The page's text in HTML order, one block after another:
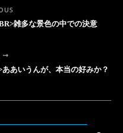
雑多な景色の中での決意
あいうんが、本当の好みか？